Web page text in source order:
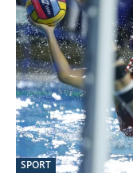
SPORT